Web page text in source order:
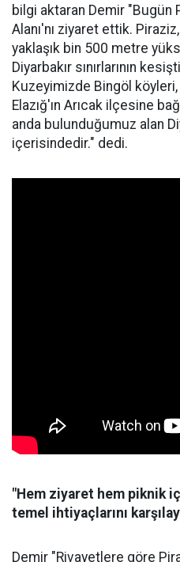
bilgi aktaran Demir
Alanı'nı ziyaret ettik.
yaklaşık bin 500 metre
Diyarbakır sınırlarının
Kuzeyimizde Bingöl
Elazığ'ın Arıcak ilçesine
anda bulunduğumuz alan
içerisindedir." dedi.
"Hem ziyaret hem piknik
temel ihtiyaçlarını
Demir "Rivayetlere göre